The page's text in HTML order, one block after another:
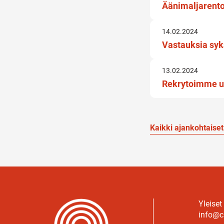
14.02.2024
Vastauksia
13.02.2024
Rekrytoimme
Kaikki ajankohtaiset